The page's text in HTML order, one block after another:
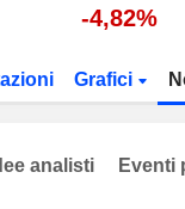
-4,82%
Grafici
analisti Eventi